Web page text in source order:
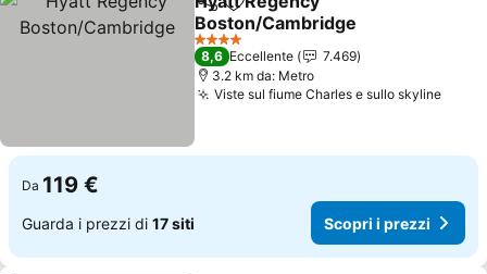
CondividiAggiungi ai preferiti
Boston/Cambridge
4 Stelle
8,6 Eccellente
7.469
3.2 km da: Metro
Viste sul fiume Charles e sullo skyline
Da 119 €
Guarda i prezzi di 17 siti Scopri i prezzi